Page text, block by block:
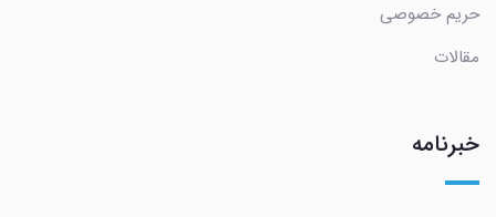
حریم خصوصی
مقالات
خبرنامه